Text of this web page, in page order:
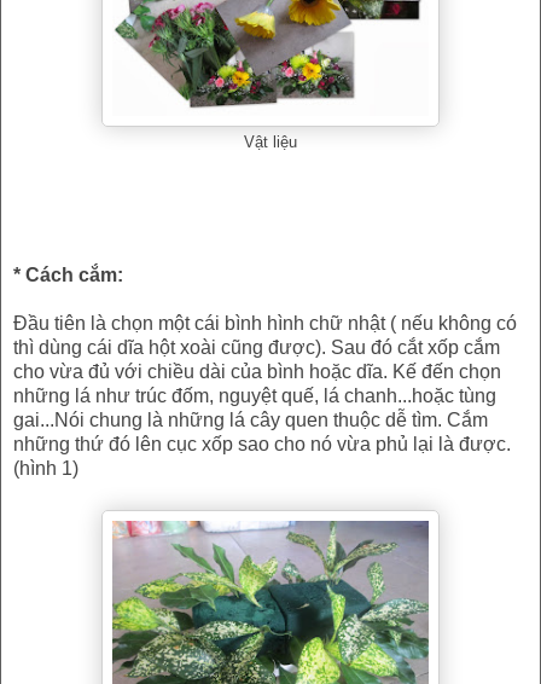
Vật liệu
* Cách cắm:
Đầu tiên là chọn một cái bình hình chữ nhật ( nếu không có
thì dùng cái dĩa hột xoài cũng được). Sau đó cắt xốp cắm
cho vừa đủ với chiều dài của bình hoặc dĩa. Kế đến chọn
những lá như trúc đốm, nguyệt quế, lá chanh...hoặc tùng
gai...Nói chung là những lá cây quen thuộc dễ tìm. Cắm
những thứ đó lên cục xốp sao cho nó vừa phủ lại là được.
(hình 1)